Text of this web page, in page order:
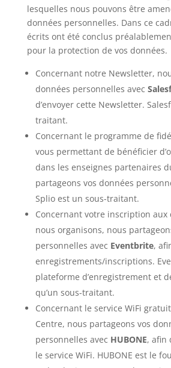
lesquelles nous pouvons être
données personnelles. Dans ce
écrits ont été conclus
pour la protection de vos données.
Concernant notre Newsletter,
données personnelles avec
d’envoyer cette Newsletter.
traitant.
Concernant le programme de
vous permettant de bénéficier
dans les enseignes partenaires
partageons vos données
Splio est un sous-traitant.
Concernant votre inscription aux
nous organisons, nous
personnelles avec Eventbrite,
enregistrements/inscriptions.
plateforme d’enregistrement et
qu’un sous-traitant.
Concernant le service WiFi
Centre, nous partageons vos
personnelles avec HUBONE, afin
le service WiFi. HUBONE est le